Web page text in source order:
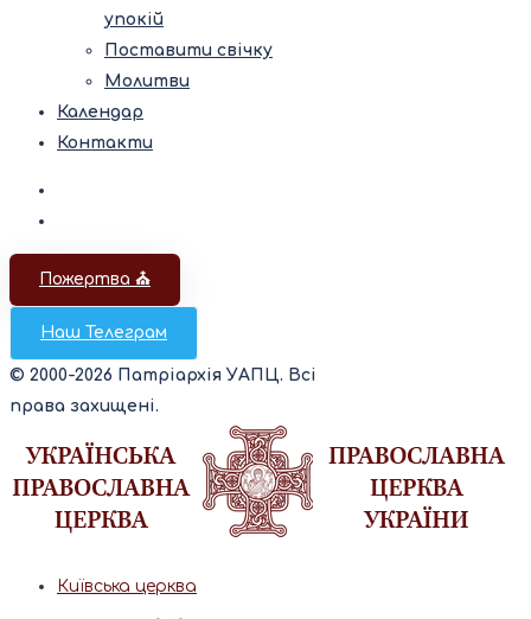
упокій
Поставити свічку
Молитви
Календар
Контакти
Пожертва ⛪️
Наш Телеграм
© 2000-2026 Патріархія УАПЦ. Всі
права захищені.
Київська церква